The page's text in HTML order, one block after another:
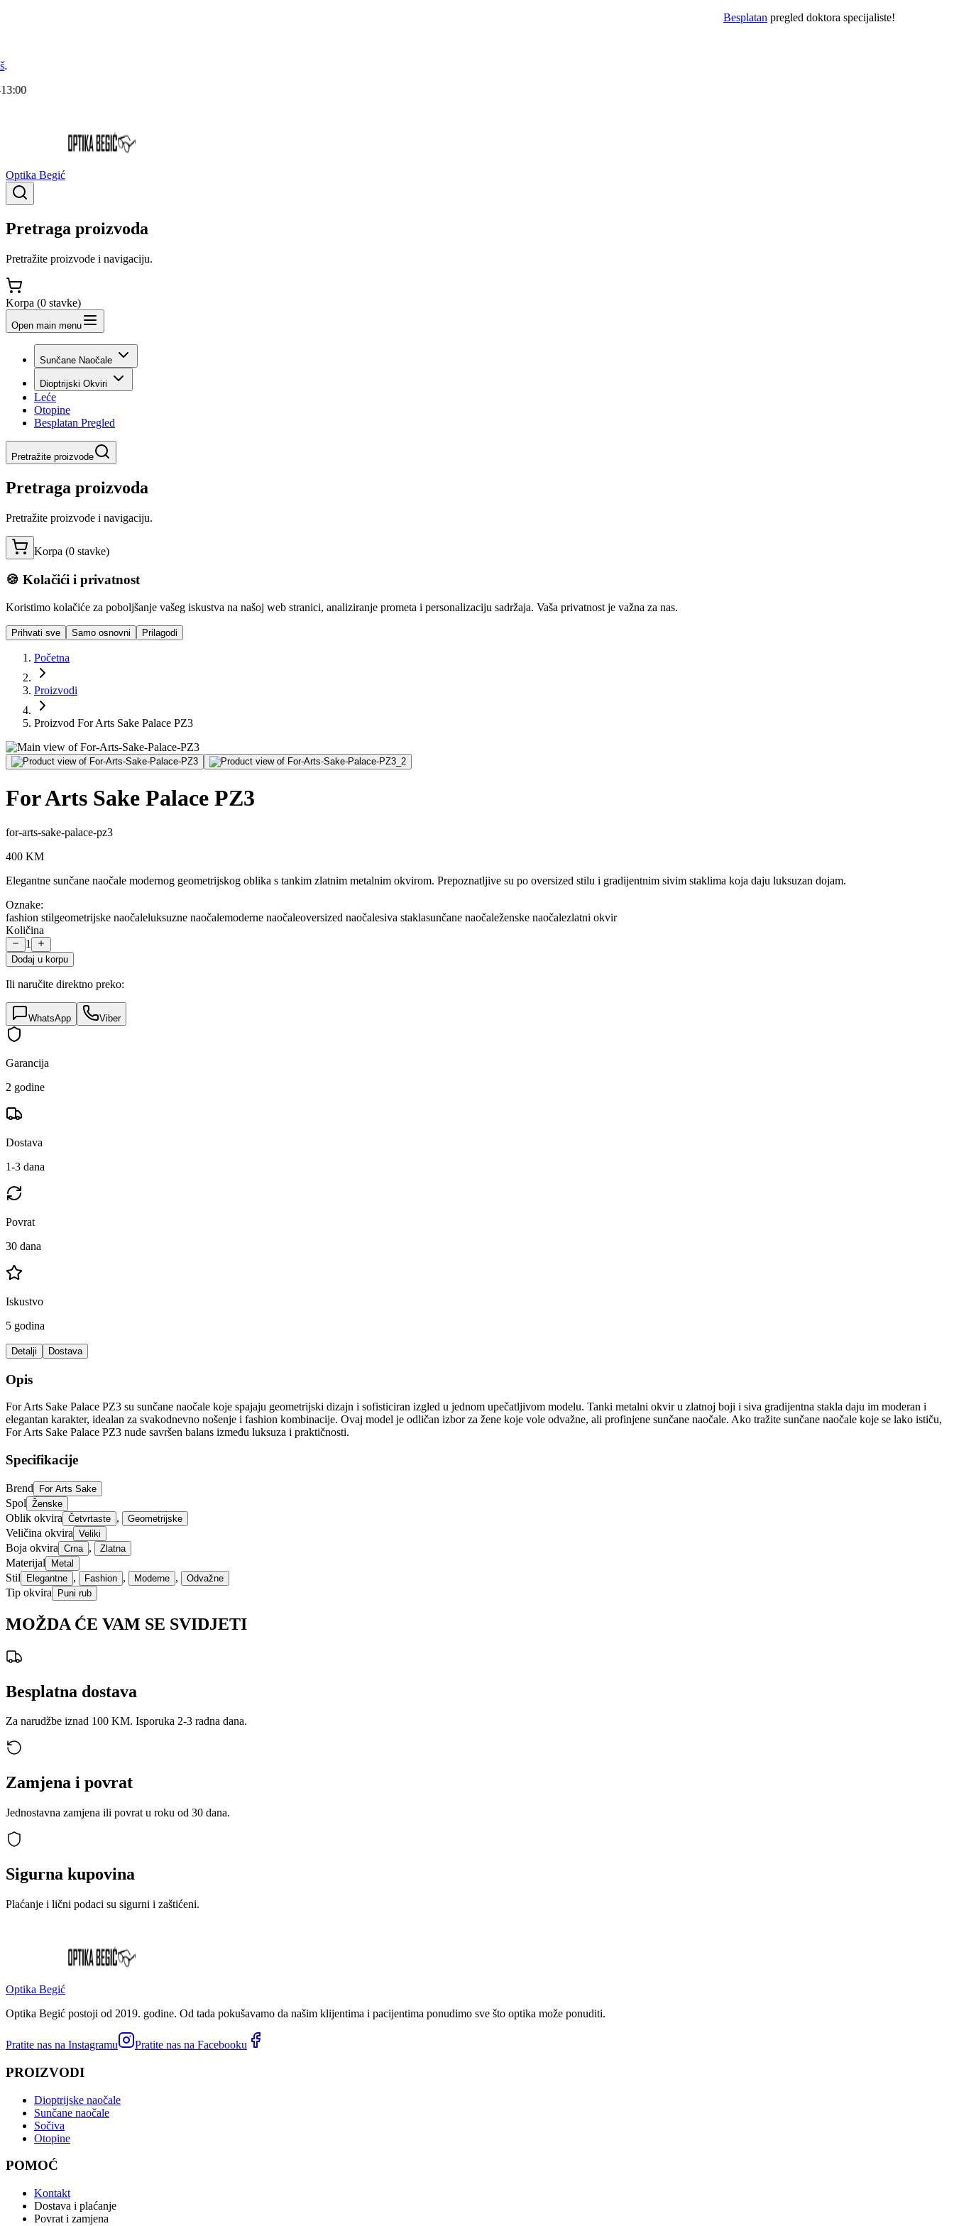
pregled doktora specijaliste!
Optika Begić
Pretraga proizvoda
Pretražite proizvode i navigaciju.
Korpa (0 stavke)
Open main menu
Sunčane Naočale
Dioptrijski Okviri
Leće
Otopine
Besplatan Pregled
Pretražite proizvode
Pretraga proizvoda
Pretražite proizvode i navigaciju.
Korpa (0 stavke)
🍪 Kolačići i privatnost
Koristimo kolačiće za poboljšanje vašeg iskustva na našoj web stranici, analiziranje prometa i personalizaciju sadržaja. Vaša privatnost je važna za nas.
Prihvati sve Samo osnovni Prilagodi
Početna
Proizvodi
Proizvod For Arts Sake Palace PZ3
For Arts Sake Palace PZ3
for-arts-sake-palace-pz3
400 KM
Elegantne sunčane naočale modernog geometrijskog oblika s tankim zlatnim metalnim okvirom. Prepoznatljive su po oversized stilu i gradijentnim sivim staklima koja daju luksuzan dojam.
Oznake:
fashion stilgeometrijske naočaleluksuzne naočalemoderne naočaleoversized naočalesiva staklasunčane naočaleženske naočalezlatni okvir
Količina
1
Dodaj u korpu
Ili naručite direktno preko:
WhatsApp Viber
Garancija
2 godine
Dostava
1-3 dana
Povrat
30 dana
Iskustvo
5 godina
Detalji Dostava
Opis
For Arts Sake Palace PZ3 su sunčane naočale koje spajaju geometrijski dizajn i sofisticiran izgled u jednom upečatljivom modelu. Tanki metalni okvir u zlatnoj boji i siva gradijentna stakla daju im moderan i
elegantan karakter, idealan za svakodnevno nošenje i fashion kombinacije. Ovaj model je odličan izbor za žene koje vole odvažne, ali profinjene sunčane naočale. Ako tražite sunčane naočale koje se lako ističu,
For Arts Sake Palace PZ3 nude savršen balans između luksuza i praktičnosti.
Specifikacije
Brend For Arts Sake
Spol Ženske
Oblik okvira Četvrtaste , Geometrijske
Veličina okvira Veliki
Boja okvira Crna , Zlatna
Materijal Metal
Stil Elegantne , Fashion , Moderne , Odvažne
Tip okvira Puni rub
MOŽDA ĆE VAM SE SVIDJETI
Besplatna dostava
Za narudžbe iznad 100 KM. Isporuka 2-3 radna dana.
Zamjena i povrat
Jednostavna zamjena ili povrat u roku od 30 dana.
Sigurna kupovina
Plaćanje i lični podaci su sigurni i zaštićeni.
Optika Begić
Optika Begić postoji od 2019. godine. Od tada pokušavamo da našim klijentima i pacijentima ponudimo sve što optika može ponuditi.
Pratite nas na Instagramu Pratite nas na Facebooku
PROIZVODI
Dioptrijske naočale
Sunčane naočale
Sočiva
Otopine
POMOĆ
Kontakt
Dostava i plaćanje
Povrat i zamjena